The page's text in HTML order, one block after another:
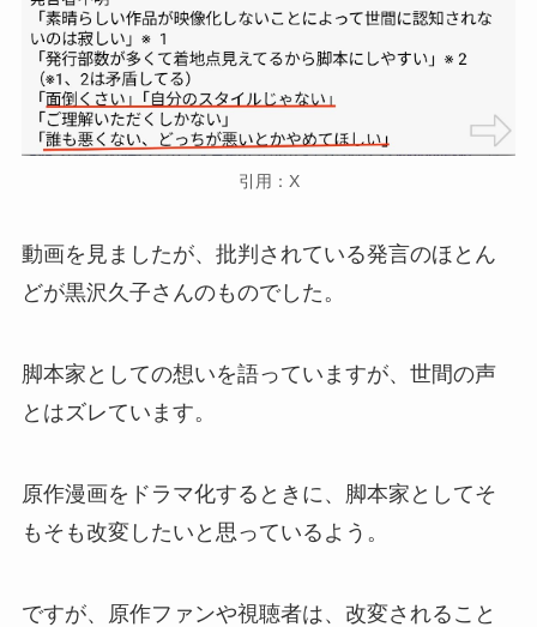
引用：X
動画を見ましたが、批判されている発言のほとん
どが黒沢久子さんのものでした。
脚本家としての想いを語っていますが、世間の声
とはズレています。
原作漫画をドラマ化するときに、脚本家としてそ
もそも改変したいと思っているよう。
ですが、原作ファンや視聴者は、改変されること